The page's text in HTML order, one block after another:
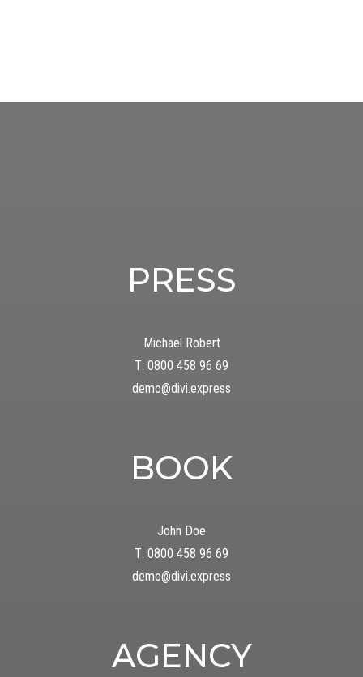
PRESS
Michael Robert
T: 0800 458 96 69
demo@divi.express
BOOK
John Doe
T: 0800 458 96 69
demo@divi.express
AGENCY